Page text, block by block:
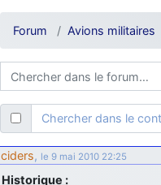
comprendre
d9pouces: ouakamois > si
bien sûr que oui !
je suis un avion@,._,+:
moi et quelques avions n'ont
ouakamois: Bonjourà toutes
quelques images du Pays
Forum Avions militaires
Chercher dans le
ciders, le 9 mai 2010 22:25
Historique :